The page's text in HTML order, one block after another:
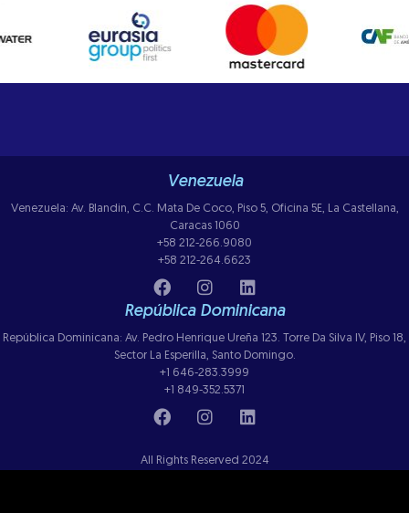
Venezuela
Venezuela: Av. Blandin, C.C. Mata De Coco, Piso 5, Oficina 5E, La Castellana,
Caracas 1060
+58 212-266.9080
+58 212-264.6623
República Dominicana
República Dominicana: Av. Pedro Henrique Ureña 123. Torre Da Silva IV, Piso 18,
Sector La Esperilla, Santo Domingo.
+1 646-283.3999
+1 849-352.5371
All Rights Reserved 2024